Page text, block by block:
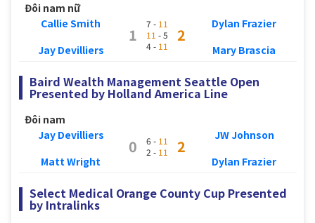
Đôi nam nữ
Callie Smith
Jay Devilliers
1
7 - 11
11 - 5
4 - 11
2
Dylan Frazier
Mary Brascia
Baird Wealth Management Seattle Open
Presented by Holland America Line
Đôi nam
Jay Devilliers
Matt Wright
0 6 - 11
2 - 11 2
JW Johnson
Dylan Frazier
Select Medical Orange County Cup Presented
by Intralinks